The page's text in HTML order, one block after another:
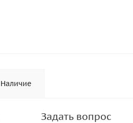
Наличие
Задать вопрос